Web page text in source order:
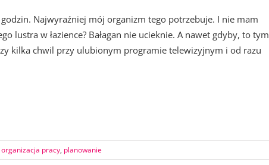
Najwyraźniej mój organizm tego potrzebuje. I nie mam
lustra w łazience? Bałagan nie ucieknie. A nawet gdyby, to tym
kilka chwil przy ulubionym programie telewizyjnym i od razu
organizacja pracy, planowanie